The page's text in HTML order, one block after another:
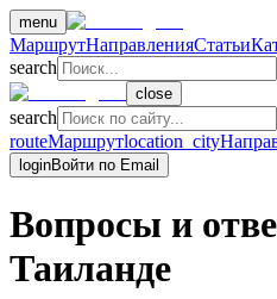
menu
МаршрутНаправленияСтатьи
search
close
search
routeМаршрутlocation_city
loginВойти по Email
Вопросы и
Таиланде